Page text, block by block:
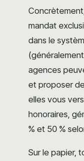
mandat
dans le
agences
et proposer
elles vous
honoraires,
% et 50 %
Sur le papier,